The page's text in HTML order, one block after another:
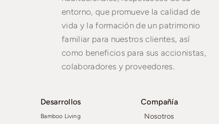
entorno, que promueve la calidad de
vida y la formación de un patrimonio
familiar para nuestros clientes, así
como beneficios para sus accionistas,
colaboradores y proveedores.
Compañía
Nosotros
Desarrollos
Bamboo Living